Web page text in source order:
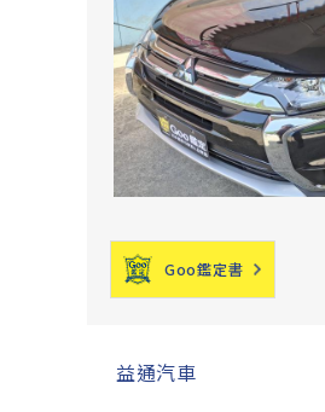
Goo鑑定書
益通汽車